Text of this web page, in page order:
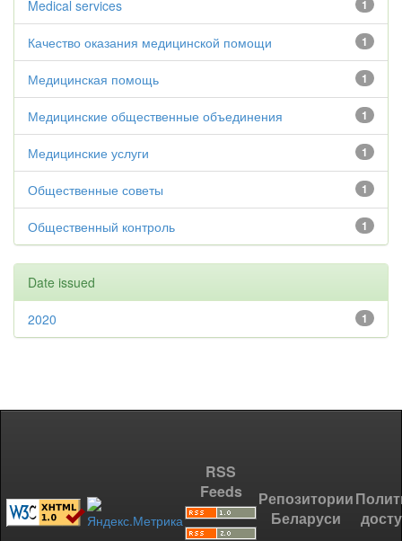
1
Medical services
1
Качество оказания медицинской помощи
1
Медицинская помощь
1
Медицинские общественные объединения
1
Медицинские услуги
1
Общественные советы
1
Общественный контроль
Date issued
1
2020
RSS
Feeds
Репозитории
Беларуси